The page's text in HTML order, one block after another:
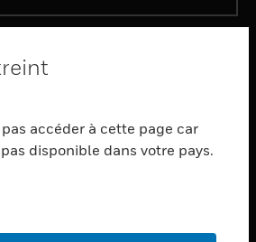
accéder à cette page car
disponible dans votre pays.